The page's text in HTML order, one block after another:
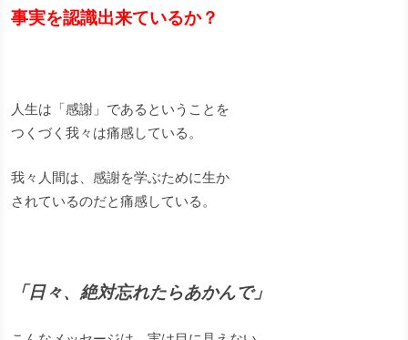
事実を認識出来ているか？
人生は「感謝」であるということを
つくづく我々は痛感している。
我々人間は、感謝を学ぶために生か
されているのだと痛感している。
「日々、絶対忘れたらあかんで」